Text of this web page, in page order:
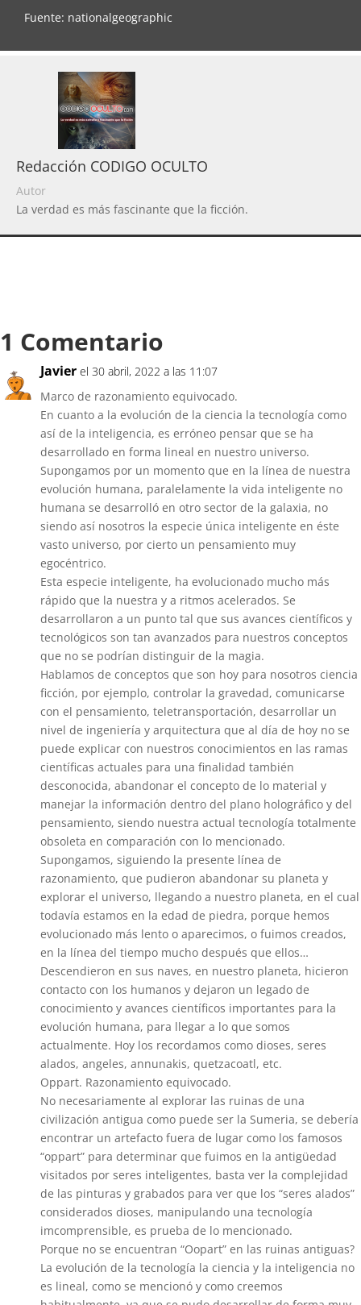
Fuente: nationalgeographic
Redacción CODIGO OCULTO
Autor
La verdad es más fascinante que la ficción.
1 Comentario
Javier el 30 abril, 2022 a las 11:07
Marco de razonamiento equivocado.
En cuanto a la evolución de la ciencia la tecnología como
así de la inteligencia, es erróneo pensar que se ha
desarrollado en forma lineal en nuestro universo.
Supongamos por un momento que en la línea de nuestra
evolución humana, paralelamente la vida inteligente no
humana se desarrolló en otro sector de la galaxia, no
siendo así nosotros la especie única inteligente en éste
vasto universo, por cierto un pensamiento muy
egocéntrico.
Esta especie inteligente, ha evolucionado mucho más
rápido que la nuestra y a ritmos acelerados. Se
desarrollaron a un punto tal que sus avances científicos y
tecnológicos son tan avanzados para nuestros conceptos
que no se podrían distinguir de la magia.
Hablamos de conceptos que son hoy para nosotros ciencia
ficción, por ejemplo, controlar la gravedad, comunicarse
con el pensamiento, teletransportación, desarrollar un
nivel de ingeniería y arquitectura que al día de hoy no se
puede explicar con nuestros conocimientos en las ramas
científicas actuales para una finalidad también
desconocida, abandonar el concepto de lo material y
manejar la información dentro del plano holográfico y del
pensamiento, siendo nuestra actual tecnología totalmente
obsoleta en comparación con lo mencionado.
Supongamos, siguiendo la presente línea de
razonamiento, que pudieron abandonar su planeta y
explorar el universo, llegando a nuestro planeta, en el cual
todavía estamos en la edad de piedra, porque hemos
evolucionado más lento o aparecimos, o fuimos creados,
en la línea del tiempo mucho después que ellos…
Descendieron en sus naves, en nuestro planeta, hicieron
contacto con los humanos y dejaron un legado de
conocimiento y avances científicos importantes para la
evolución humana, para llegar a lo que somos
actualmente. Hoy los recordamos como dioses, seres
alados, angeles, annunakis, quetzacoatl, etc.
Oppart. Razonamiento equivocado.
No necesariamente al explorar las ruinas de una
civilización antigua como puede ser la Sumeria, se debería
encontrar un artefacto fuera de lugar como los famosos
“oppart” para determinar que fuimos en la antigüedad
visitados por seres inteligentes, basta ver la complejidad
de las pinturas y grabados para ver que los “seres alados”
considerados dioses, manipulando una tecnología
imcomprensible, es prueba de lo mencionado.
Porque no se encuentran “Oopart” en las ruinas antiguas?
La evolución de la tecnología la ciencia y la inteligencia no
es lineal, como se mencionó y como creemos